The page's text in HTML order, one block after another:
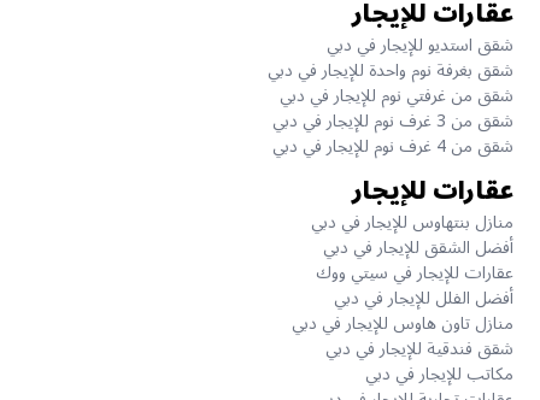
عقارات للإيجار
شقق استديو للإيجار في دبي
شقق بغرفة نوم واحدة للإيجار في دبي
شقق من غرفتي نوم للإيجار في دبي
شقق من 3 غرف نوم للإيجار في دبي
شقق من 4 غرف نوم للإيجار في دبي
عقارات للإيجار
منازل بنتهاوس للإيجار في دبي
أفضل الشقق للإيجار في دبي
عقارات للإيجار في سيتي ووك
أفضل الفلل للإيجار في دبي
منازل تاون هاوس للإيجار في دبي
شقق فندقية للإيجار في دبي
مكاتب للإيجار في دبي